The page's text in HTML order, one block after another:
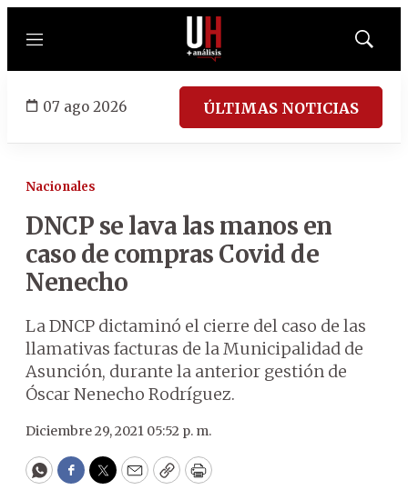
Menú
Mostrar
07 ago 2026 ÚLTIMAS NOTICIAS
Nacionales
DNCP se lava las manos en
caso de compras Covid de
Nenecho
La DNCP dictaminó el cierre del caso de las
llamativas facturas de la Municipalidad de
Asunción, durante la anterior gestión de
Óscar Nenecho Rodríguez.
Diciembre 29, 2021 05:52 p. m.
WhatsApp
Facebook
Twitter
EmailCopyPrint